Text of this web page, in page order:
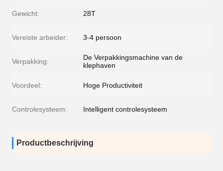
Gewicht: 28T
Vereiste arbeider: 3-4 persoon
Verpakking:
De Verpakkingsmachine van de
klephaven
Voordeel: Hoge Productiviteit
Controlesysteem: Intelligent controlesysteem
Productbeschrijving